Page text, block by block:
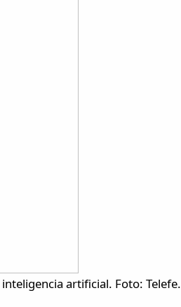
artificial. Foto: Telefe.